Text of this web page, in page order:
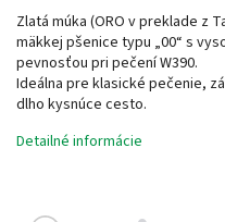
Zlatá múka (ORO v preklade z
mäkkej pšenice typu „00“ s
pevnosťou pri pečení W390.
Ideálna pre klasické pečenie,
dlho kysnúce cesto.
Detailné informácie